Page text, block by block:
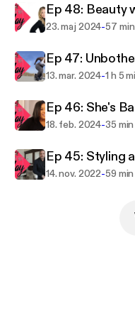
experiences, and
people who are
and get their slay on.
Ep 48: Beauty
23. maj 2024-57 min
Ep 47:
13. mar. 2024-1 h 5
Ep 46: She's
18. feb. 2024-35 min
Ep 45: Styling
14. nov. 2022-59 min